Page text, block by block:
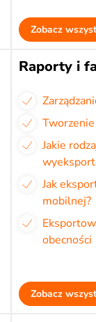
Zobacz
Raporty i
Jakie
Jak
mobilnej?
obecności
Zobacz